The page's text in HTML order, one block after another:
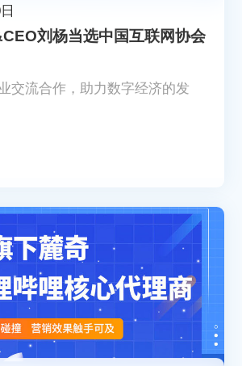
刘杨当选中国互联网协会
交流合作，助力数字经济的发